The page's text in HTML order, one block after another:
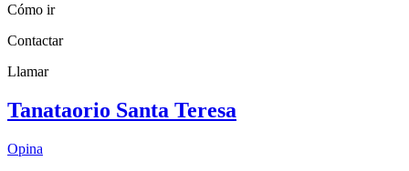
Cómo ir
Contactar
Llamar
Tanataorio Santa Teresa
Opina